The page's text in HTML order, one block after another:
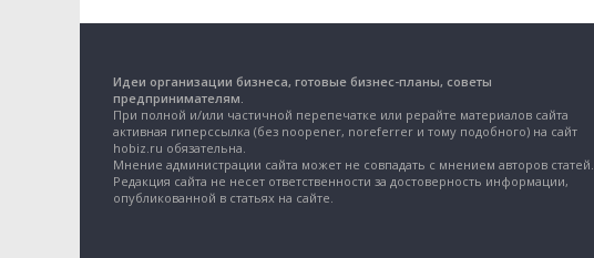
Идеи организации бизнеса, готовые бизнес-планы, советы
предпринимателям.
При полной и/или частичной перепечатке или рерайте материалов сайта
активная гиперссылка (без noopener, noreferrer и тому подобного) на сайт
hobiz.ru обязательна.
Мнение администрации сайта может не совпадать с мнением авторов статей.
Редакция сайта не несет ответственности за достоверность информации,
опубликованной в статьях на сайте.